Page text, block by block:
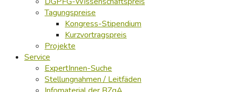
Tagungspreise
Kongress-Stipendium
Kurzvortragspreis
Projekte
Service
ExpertInnen-Suche
Stellungnahmen / Leitfäden